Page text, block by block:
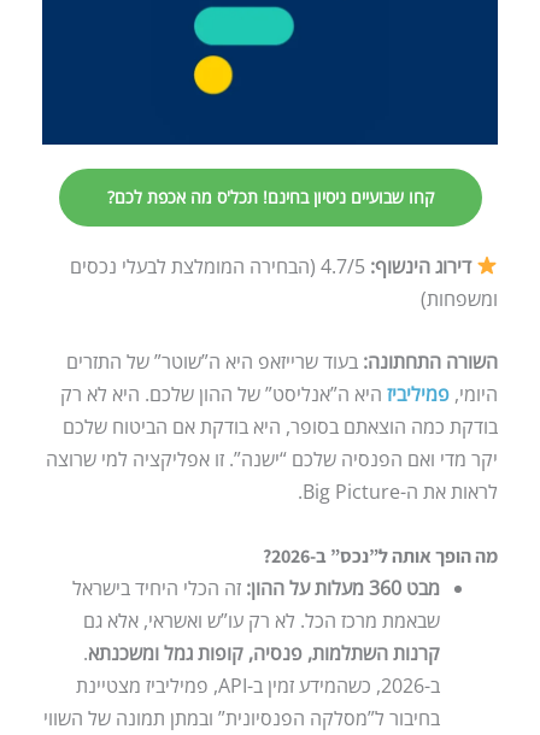
קחו שבועיים ניסיון בחינם! תכל'ס מה אכפת לכם?
דירוג הינשוף:
4.7/5 (הבחירה המומלצת לבעלי נכסים
ומשפחות)
השורה התחתונה: בעוד שרייזאפ היא ה”שוטר” של התזרים
היומי, פמיליביזהיא ה”אנליסט” של ההון שלכם. היא לא רק
בודקת כמה הוצאתם בסופר, היא בודקת אם הביטוח שלכם
יקר מדי ואם הפנסיה שלכם “ישנה”. זו אפליקציה למי שרוצה
לראות את ה-Big Picture.
מה הופך אותה ל”נכס” ב-2026?
מבט 360 מעלות על ההון:
זה הכלי היחיד בישראל
שבאמת מרכז הכל. לא רק עו”ש ואשראי, אלא גם
קרנות השתלמות, פנסיה, קופות גמל ומשכנתא.
ב-2026, כשהמידע זמין ב-API, פמיליביז מצטיינת
בחיבור ל”מסלקה הפנסיונית” ובמתן תמונה של השווי